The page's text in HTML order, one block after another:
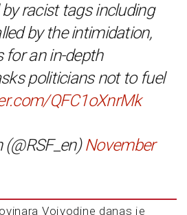
racist tags including
by the intimidation,
an in-depth
politicians not to fuel
QFC1oXnrMk
November
Vojvodine danas je